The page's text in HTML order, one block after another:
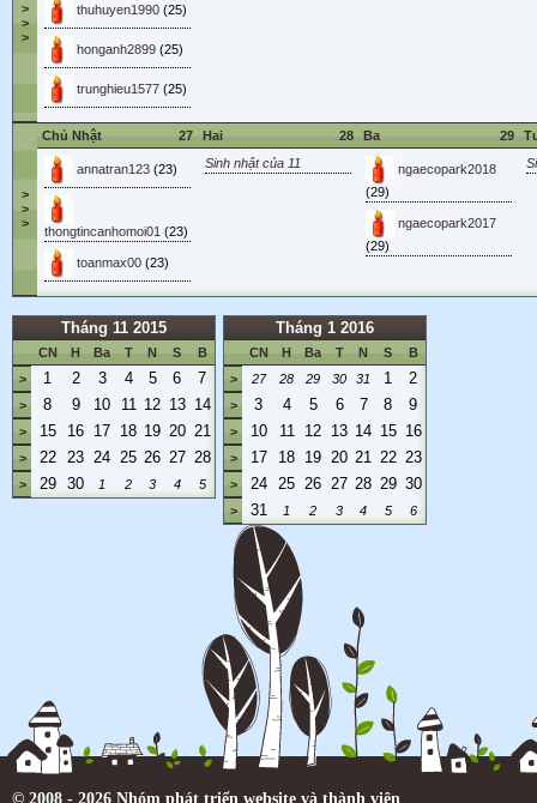
>
>
>
thuhuyen1990 (25)
honganh2899 (25)
trunghieu1577 (25)
>
>
>
27
Chủ Nhật
annatran123 (23)
thongtincanhomoi01 (23)
toanmax00 (23)
28
Hai
Sinh nhật của 11
29
Ba
ngaecopark2018
(29)
ngaecopark2017
(29)
Tháng 11 2015
CN H Ba T N S
B
>
1 2 3 4 5 6 7
> 8 9 10 11 12 13 14
> 15 16 17 18 19 20 21
> 22 23 24 25 26 27 28
> 29 30 1 2 3 4 5
Tháng 1 2016
CN H Ba T N S
B
>
27 28 29 30 31 1 2
> 3 4 5 6 7 8 9
> 10 11 12 13 14 15 16
> 17 18 19 20 21 22 23
> 24 25 26 27 28 29 30
> 31 1 2 3 4 5 6
© 2008 - 2026 Nhóm phát triển website và thành viên